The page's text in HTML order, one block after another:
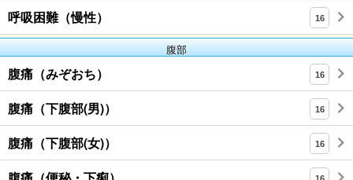
呼吸困難（慢性） 16
腹部
腹痛（みぞおち） 16
腹痛（下腹部(男)） 16
腹痛（下腹部(女)） 16
16